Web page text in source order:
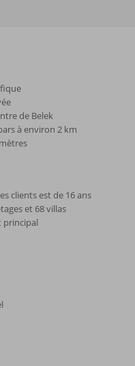
de Belek
à environ 2 km
clients est de 16 ans
et 68 villas
principal